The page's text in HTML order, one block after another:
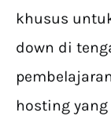
khusus
down di
hosting